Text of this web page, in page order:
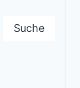
Suche